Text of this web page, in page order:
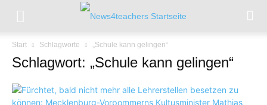
Start Schlagworte „Schule kann gelingen“
Schlagwort: „Schule kann gelingen“